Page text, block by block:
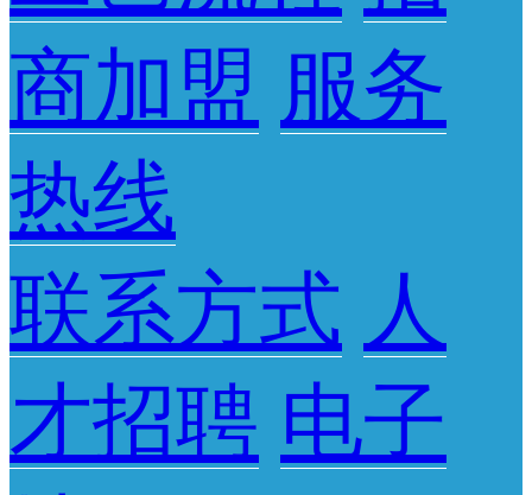
商加盟 服务
热线
联系方式 人
才招聘 电子